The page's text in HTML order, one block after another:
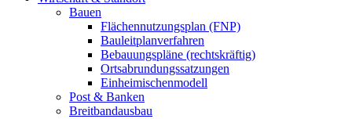
Bauen
Flächennutzungsplan (FNP)
Bauleitplanverfahren
Bebauungspläne (rechtskräftig)
Ortsabrundungssatzungen
Einheimischenmodell
Post & Banken
Breitbandausbau